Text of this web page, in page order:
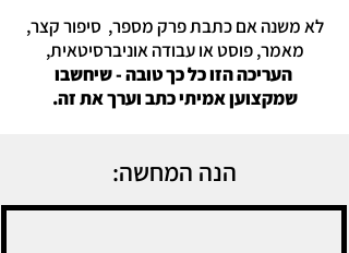
לא משנה אם כתבת פרק מספר, סיפור קצר,
מאמר, פוסט או עבודה אוניברסיטאית,
העריכה הזו כל כך טובה - שיחשבו
שמקצוען אמיתי כתב וערך את זה.
הנה המחשה: